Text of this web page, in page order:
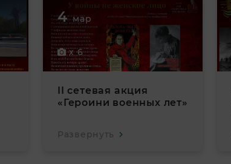
4 мар
x 6
II сетевая акция
«Героини военных лет»
Развернуть